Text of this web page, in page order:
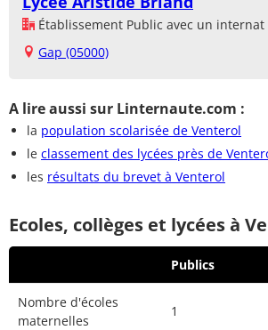
Établissement Public avec un internat
Gap (05000)
A lire aussi sur Linternaute.com :
la population scolarisée de Venterol
le classement des lycées près de
les résultats du brevet à Venterol
Ecoles, collèges et lycées à
Publics
Nombre d'écoles
maternelles
1